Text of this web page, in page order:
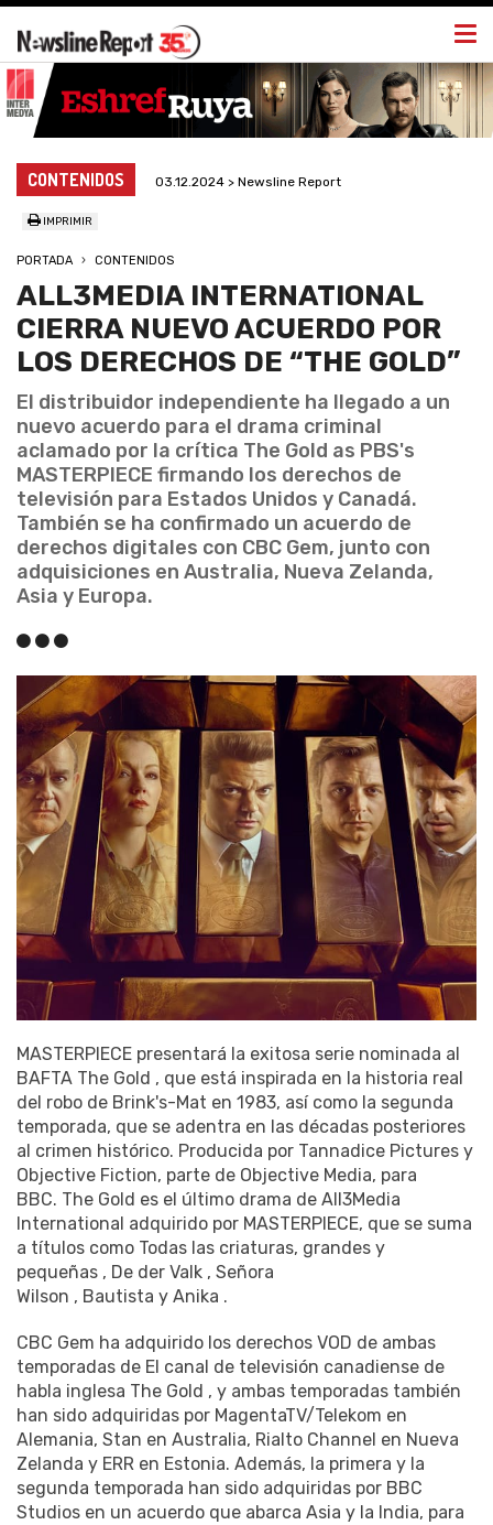
CONTENIDOS 03.12.2024 > Newsline Report
IMPRIMIR
PORTADA CONTENIDOS
ALL3MEDIA INTERNATIONAL
CIERRA NUEVO ACUERDO POR
LOS DERECHOS DE “THE GOLD”
El distribuidor independiente ha llegado a un
nuevo acuerdo para el drama criminal
aclamado por la crítica The Gold as PBS's
MASTERPIECE firmando los derechos de
televisión para Estados Unidos y Canadá.
También se ha confirmado un acuerdo de
derechos digitales con CBC Gem, junto con
adquisiciones en Australia, Nueva Zelanda,
Asia y Europa.
MASTERPIECE presentará la exitosa serie nominada al
BAFTA The Gold , que está inspirada en la historia real
del robo de Brink's-Mat en 1983, así como la segunda
temporada, que se adentra en las décadas posteriores
al crimen histórico. Producida por Tannadice Pictures y
Objective Fiction, parte de Objective Media, para
BBC. The Gold es el último drama de All3Media
International adquirido por MASTERPIECE, que se suma
a títulos como Todas las criaturas, grandes y
pequeñas , De der Valk , Señora
Wilson , Bautista y Anika .
CBC Gem ha adquirido los derechos VOD de ambas
temporadas de El canal de televisión canadiense de
habla inglesa The Gold , y ambas temporadas también
han sido adquiridas por MagentaTV/Telekom en
Alemania, Stan en Australia, Rialto Channel en Nueva
Zelanda y ERR en Estonia. Además, la primera y la
segunda temporada han sido adquiridas por BBC
Studios en un acuerdo que abarca Asia y la India, para